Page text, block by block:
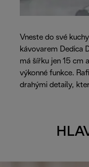
Vneste do své
kávovarem Dedica
má šířku jen 15 cm
výkonné funkce.
drahými detaily,